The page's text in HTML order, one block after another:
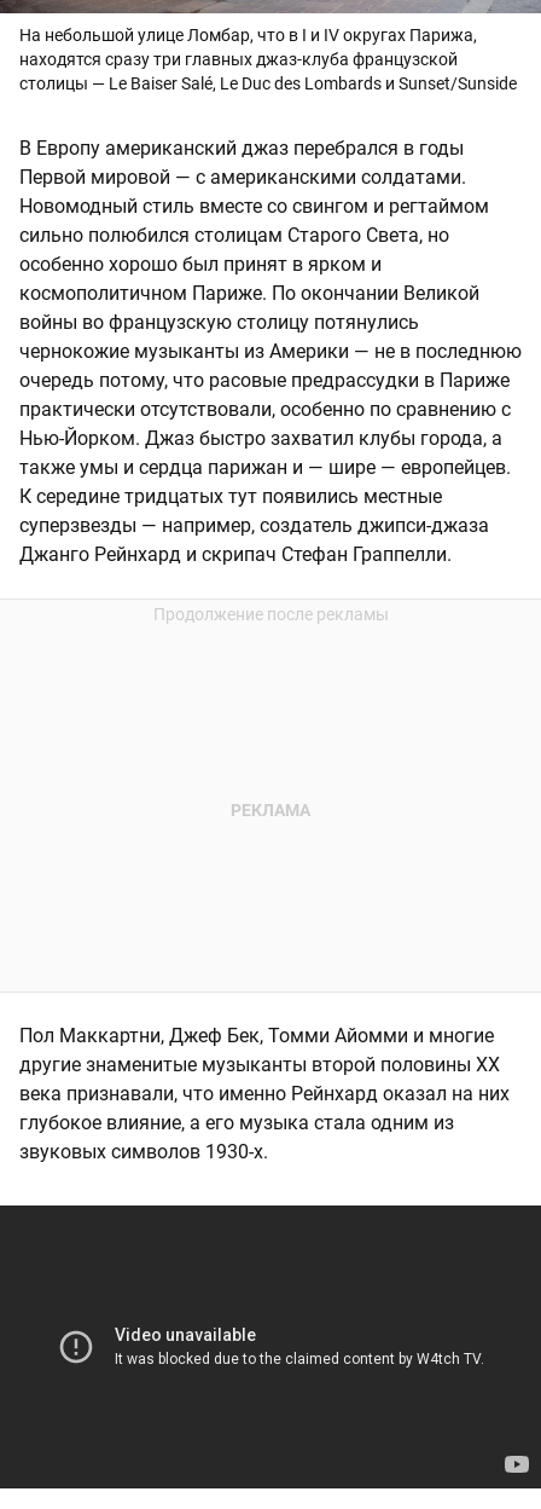
На небольшой улице Ломбар, что в I и IV округах Парижа,
находятся сразу три главных джаз-клуба французской
столицы — Le Baiser Salé, Le Duc des Lombards и Sunset/Sunside
В Европу американский джаз перебрался в годы
Первой мировой — с американскими солдатами.
Новомодный стиль вместе со свингом и регтаймом
сильно полюбился столицам Старого Света, но
особенно хорошо был принят в ярком и
космополитичном Париже. По окончании Великой
войны во французскую столицу потянулись
чернокожие музыканты из Америки — не в последнюю
очередь потому, что расовые предрассудки в Париже
практически отсутствовали, особенно по сравнению с
Нью-Йорком. Джаз быстро захватил клубы города, а
также умы и сердца парижан и — шире — европейцев.
К середине тридцатых тут появились местные
суперзвезды — например, создатель джипси-джаза
Джанго Рейнхард и скрипач Стефан Граппелли.
Пол Маккартни, Джеф Бек, Томми Айомми и многие
другие знаменитые музыканты второй половины XX
века признавали, что именно Рейнхард оказал на них
глубокое влияние, а его музыка стала одним из
звуковых символов 1930-х.